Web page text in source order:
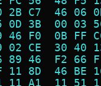
2B C7  46
0D 3B  00
46 F0  0B
02 CE  30
89 46  F2
11 8D  46
11 A1  11